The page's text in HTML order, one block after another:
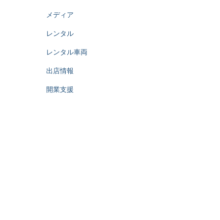
メディア
レンタル
レンタル車両
出店情報
開業支援